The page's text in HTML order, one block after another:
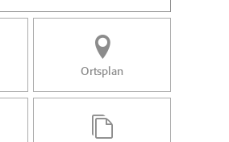
Ortsplan